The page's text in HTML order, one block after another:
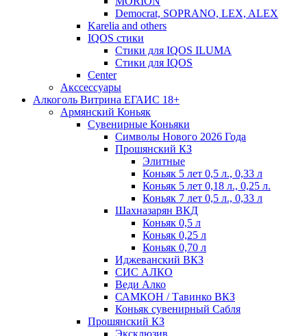
Democrat, SOPRANO, LEX, ALEX
Karelia and others
IQOS стики
Стики для IQOS ILUMA
Стики для IQOS
Сenter
Акссессуары
Алкоголь Витрина ЕГАИС 18+
Армянский Коньяк
Сувенирные Коньяки
Символы Нового 2026 Года
Прошянский КЗ
Элитные
Коньяк 5 лет 0,5 л., 0,33 л
Коньяк 5 лет 0,18 л., 0,25 л.
Коньяк 7 лет 0,5 л., 0,33 л
Шахназарян ВКД
Коньяк 0,5 л
Коньяк 0,25 л
Коньяк 0,70 л
Иджеванский ВКЗ
СИС АЛКО
Веди Алко
САМКОН / Тавинко ВКЗ
Коньяк сувенирный Сабля
Прошянский КЗ
Эксклюзив